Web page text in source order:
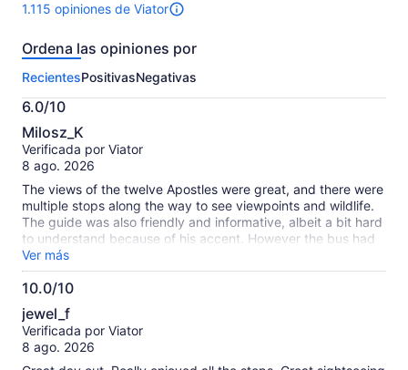
1.115 opiniones de Viator
1115
sobre
actividad.
Más
información
sobre
las
opiniones
Ordena las opiniones por
RecientesPositivasNegativas
6.0/10
6.0
de
10
Milosz_K
Verificada por Viator
8 ago. 2026
The views of the twelve Apostles were great, and there were
multiple stops along the way to see viewpoints and wildlife.
The guide was also friendly and informative, albeit a bit hard
to understand because of his accent. However the bus had
very tight and uncomfortable seating, especially for such a
long journey. There was not enough legroom for me to sit
normally, I had to sit diagonally just to fit. All other tour
operators I used on my trip had much more comfortable
seats with enough legroom. The ride was also quite bumpy. I
cannot recommend this tour or company to anyone that is
tall.
Ver más
10.0/10
10.0
de
10
jewel_f
Verificada por Viator
8 ago. 2026